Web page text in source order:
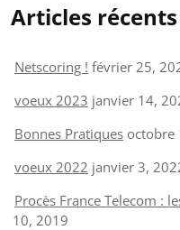
Articles récents
Netscoring ! février 25,
voeux 2023 janvier 14,
Bonnes Pratiques octobre
voeux 2022 janvier 3,
Procès France Telecom :
10, 2019